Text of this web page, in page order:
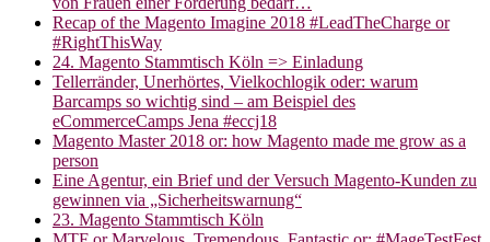
Recap of the Magento Imagine 2018 #LeadTheCharge or
#RightThisWay
24. Magento Stammtisch Köln => Einladung
Tellerränder, Unerhörtes, Vielkochlogik oder: warum
Barcamps so wichtig sind – am Beispiel des
eCommerceCamps Jena #eccj18
Magento Master 2018 or: how Magento made me grow as a
person
Eine Agentur, ein Brief und der Versuch Magento-Kunden zu
gewinnen via „Sicherheitswarnung“
23. Magento Stammtisch Köln